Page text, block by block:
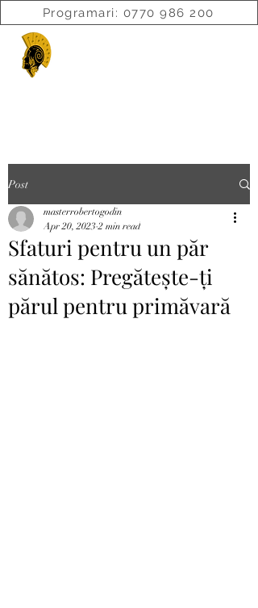
Programari: 0770 986 200
Post
Sfaturi pentru un păr
sănătos: Pregătește-ți
părul pentru primăvară
masterrobertogodin
Apr 20, 2023 2 min read